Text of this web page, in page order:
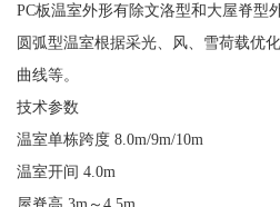
PC板温室外形有除文洛型和大屋脊型
圆弧型温室根据采光、风、雪荷载优
曲线等。
技术参数
温室单栋跨度 8.0m/9m/10m
温室开间 4.0m